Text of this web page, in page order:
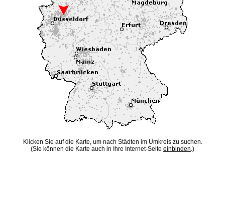
Klicken Sie auf die Karte, um nach Städten im Umkreis zu suchen.
(Sie können die Karte auch in Ihre Internet-Seite einbinden.)